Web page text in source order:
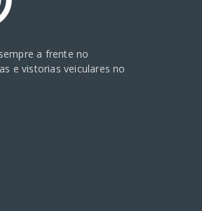
a frente no
e vistorias veiculares no